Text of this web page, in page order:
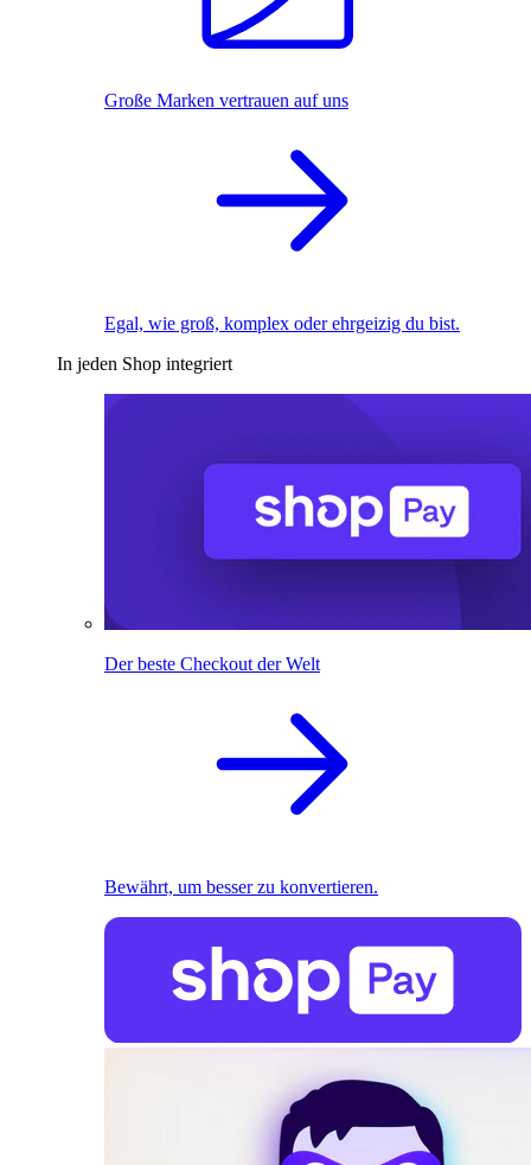
Große Marken vertrauen auf uns
Egal, wie groß, komplex oder ehrgeizig du bist.
In jeden Shop integriert
Der beste Checkout der Welt
Bewährt, um besser zu konvertieren.